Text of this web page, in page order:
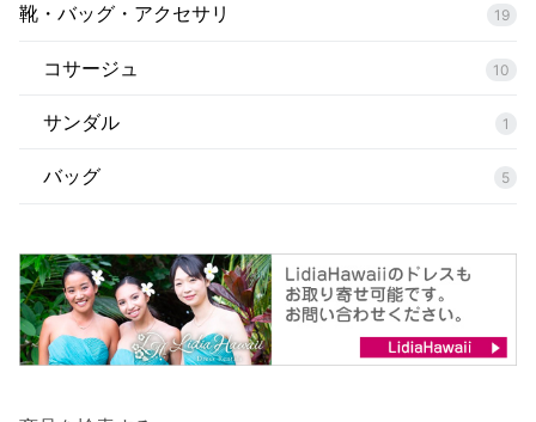
靴・バッグ・アクセサリ 19
コサージュ 10
サンダル 1
バッグ 5